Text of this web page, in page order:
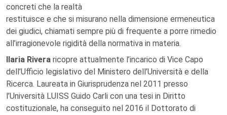
concreti che la realtà
restituisce e che si misurano nella dimensione ermeneutica
dei giudici, chiamati sempre più di frequente a porre rimedio
all’irragionevole rigidità della normativa in materia.
Ilaria Rivera ricopre attualmente l’incarico di Vice Capo
dell’Ufficio legislativo del Ministero dell’Università e della
Ricerca. Laureata in Giurisprudenza nel 2011 presso
l’Università LUISS Guido Carli con una tesi in Diritto
costituzionale, ha conseguito nel 2016 il Dottorato di